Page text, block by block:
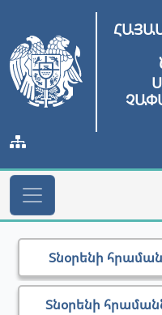
Տնօրենի
Տնօրենի